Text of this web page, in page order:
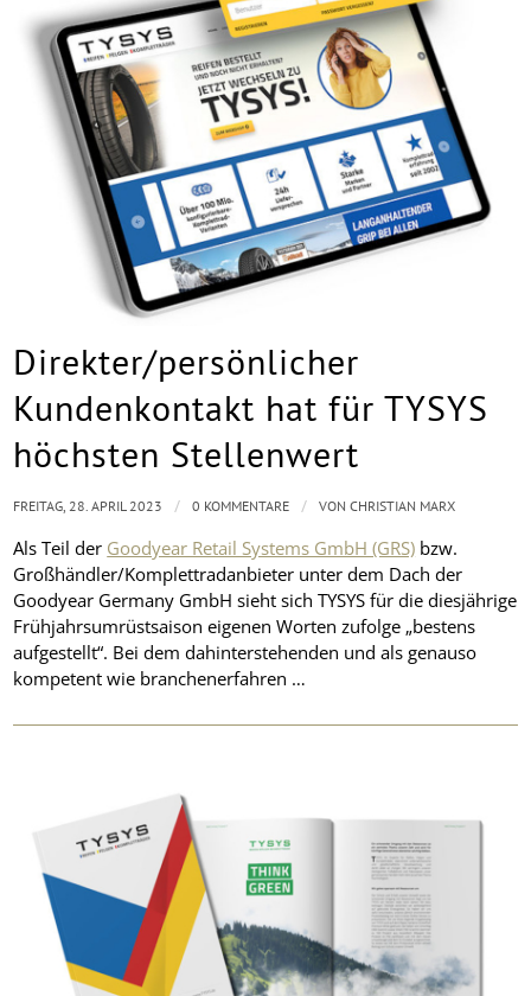
Direkter/persönlicher
Kundenkontakt hat für TYSYS
höchsten Stellenwert
Als Teil der Goodyear Retail Systems GmbH (GRS) bzw.
Großhändler/Komplettradanbieter unter dem Dach der
Goodyear Germany GmbH sieht sich TYSYS für die diesjährige
Frühjahrsumrüstsaison eigenen Worten zufolge „bestens
aufgestellt“. Bei dem dahinterstehenden und als genauso
kompetent wie branchenerfahren …
FREITAG, 28. APRIL 2023 / 0 KOMMENTARE / VONCHRISTIAN MARX